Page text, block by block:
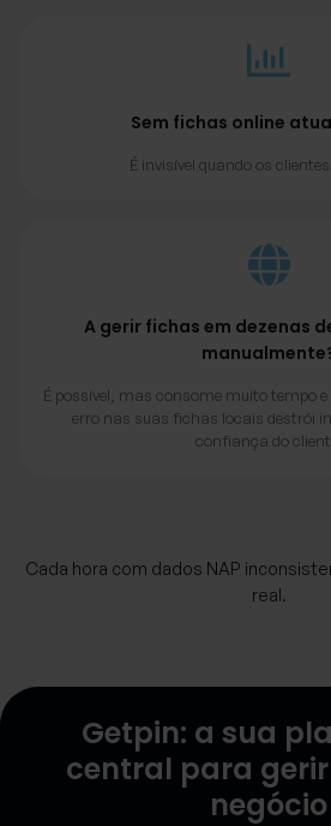
Sem fichas online
É invisível quando os
A gerir fichas em dezenas
É possível, mas consome muito tempo
erro nas suas fichas locais destrói
confiança do
Cada hora com dados NAP
real.
Getpin: a sua
central para
negócio